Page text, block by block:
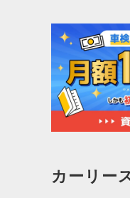
カーリー